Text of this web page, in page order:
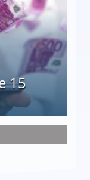
15